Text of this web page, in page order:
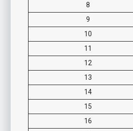
8
9
10
11
12
13
14
15
16